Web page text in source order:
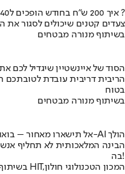
איך 200 ש"ח בחודש הופכים ל140 אלף ?
צעדים קטנים שיכולים לסגור את
בשיתוף מנורה מבטחים
הסוד של איינשטיין שיגדיל לכם
הריבית דריבית עובדת
בטוח
בשיתוף מנורה מבטחים
אל תישארו מאחור – בואו לגלות לאן ה-AI הולך
הבינה המלאכותית לא תחליף
בה!
בשיתוף HIT,המכון הטכנולוגי חולון